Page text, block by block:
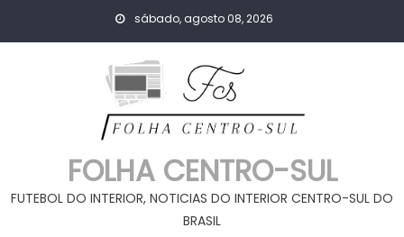
sábado, agosto 08, 2026
FOLHA CENTRO-SUL
FUTEBOL DO INTERIOR, NOTICIAS DO INTERIOR CENTRO-SUL DO
BRASIL